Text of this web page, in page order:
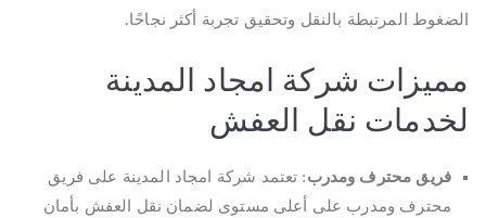
الضغوط المرتبطة بالنقل وتحقيق تجربة أكثر نجاحًا.
مميزات شركة امجاد المدينة
لخدمات نقل العفش
فريق محترف ومدرب: تعتمد شركة امجاد المدينة على فريق
محترف ومدرب على أعلى مستوى لضمان نقل العفش بأمان